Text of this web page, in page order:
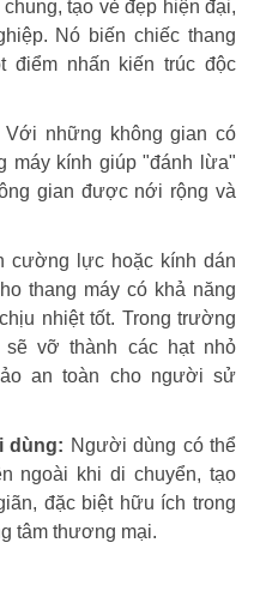
tạo vẻ đẹp hiện đại,
Nó biến chiếc thang
điểm nhấn kiến trúc độc
Với những không gian có
máy kính giúp "đánh lừa"
gian được nới rộng và
cường lực hoặc kính dán
thang máy có khả năng
nhiệt tốt. Trong trường
vỡ thành các hạt nhỏ
an toàn cho người sử
dùng: Người dùng có thể
ngoài khi di chuyển, tạo
đặc biệt hữu ích trong
tâm thương mại.